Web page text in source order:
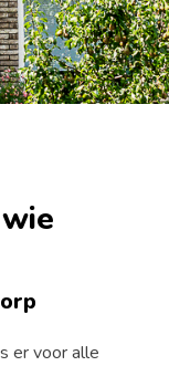
er voor alle